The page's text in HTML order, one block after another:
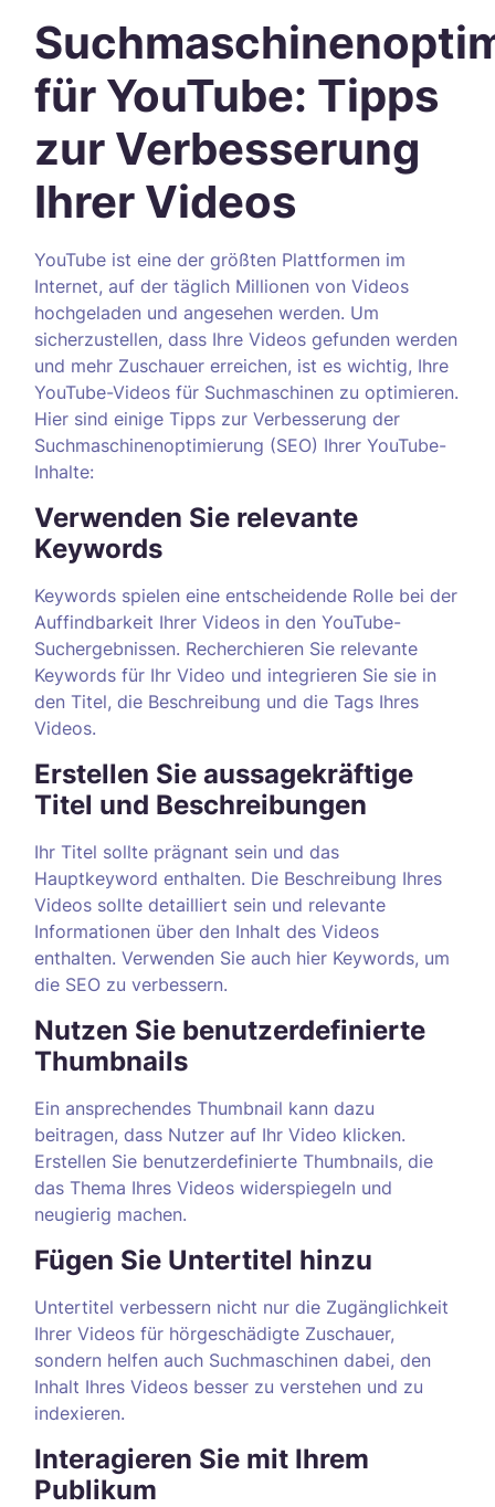
für YouTube: Tipps
zur Verbesserung
Ihrer Videos
YouTube ist eine der größten Plattformen im
Internet, auf der täglich Millionen von Videos
hochgeladen und angesehen werden. Um
sicherzustellen, dass Ihre Videos gefunden werden
und mehr Zuschauer erreichen, ist es wichtig, Ihre
YouTube-Videos für Suchmaschinen zu optimieren.
Hier sind einige Tipps zur Verbesserung der
Suchmaschinenoptimierung (SEO) Ihrer YouTube-
Inhalte:
Verwenden Sie relevante
Keywords
Keywords spielen eine entscheidende Rolle bei der
Auffindbarkeit Ihrer Videos in den YouTube-
Suchergebnissen. Recherchieren Sie relevante
Keywords für Ihr Video und integrieren Sie sie in
den Titel, die Beschreibung und die Tags Ihres
Videos.
Erstellen Sie aussagekräftige
Titel und Beschreibungen
Ihr Titel sollte prägnant sein und das
Hauptkeyword enthalten. Die Beschreibung Ihres
Videos sollte detailliert sein und relevante
Informationen über den Inhalt des Videos
enthalten. Verwenden Sie auch hier Keywords, um
die SEO zu verbessern.
Nutzen Sie benutzerdefinierte
Thumbnails
Ein ansprechendes Thumbnail kann dazu
beitragen, dass Nutzer auf Ihr Video klicken.
Erstellen Sie benutzerdefinierte Thumbnails, die
das Thema Ihres Videos widerspiegeln und
neugierig machen.
Fügen Sie Untertitel hinzu
Untertitel verbessern nicht nur die Zugänglichkeit
Ihrer Videos für hörgeschädigte Zuschauer,
sondern helfen auch Suchmaschinen dabei, den
Inhalt Ihres Videos besser zu verstehen und zu
indexieren.
Interagieren Sie mit Ihrem
Publikum